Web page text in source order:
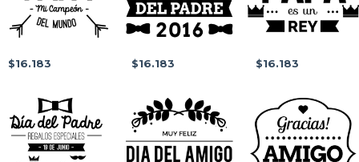
$16.183 $16.183 $16.183